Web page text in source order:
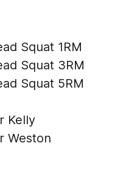
Squat 1RM
Squat 3RM
Squat 5RM
Kelly
Weston